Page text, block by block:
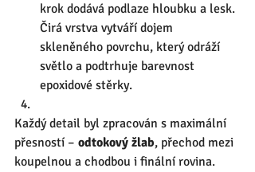
krok dodává podlaze hloubku a lesk.
Čirá vrstva vytváří dojem
skleněného povrchu, který odráží
světlo a podtrhuje barevnost
epoxidové stěrky.
Každý detail byl zpracován s maximální
přesností – odtokový žlab, přechod mezi
koupelnou a chodbou i finální rovina.